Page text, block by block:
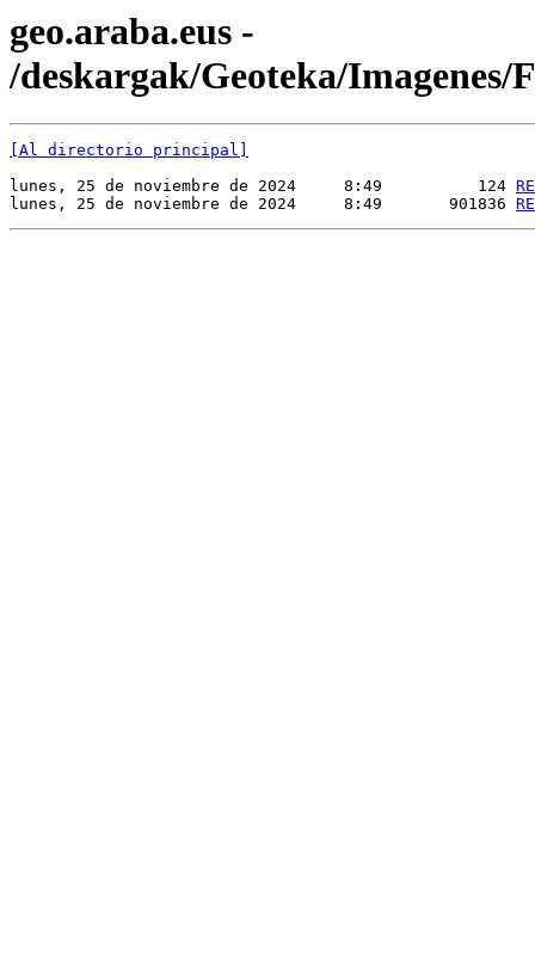
geo.araba.eus -
/deskargak/Geoteka/Imagenes/
[Al directorio principal]
lunes, 25 de noviembre de 2024     8:49          124
lunes, 25 de noviembre de 2024     8:49       901836